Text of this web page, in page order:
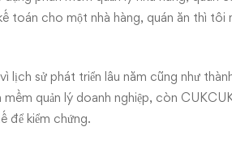
toán cho một nhà hàng, quán ăn thì tôi
lịch sử phát triển lâu năm cũng như
quản lý doanh nghiệp, còn
để kiểm chứng.